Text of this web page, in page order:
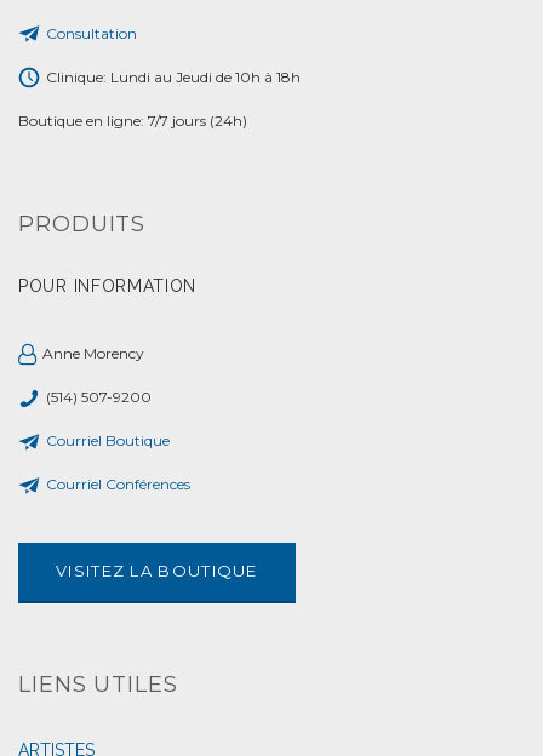
Consultation
Clinique: Lundi au Jeudi de 10h à 18h
Boutique en ligne: 7/7 jours (24h)
PRODUITS
POUR INFORMATION
Anne Morency
(514) 507-9200
Courriel Boutique
Courriel Conférences
VISITEZ LA BOUTIQUE
LIENS UTILES
ARTISTES